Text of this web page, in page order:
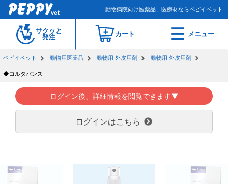
動物病院向け医薬品、医療材ならペピイベット
サクッと
発注
カート メニュー
ペピイベット 動物用医薬品 動物用 外皮用剤 動物用 外皮用剤
◆コルタバンス
ログイン後、詳細情報を閲覧できます▼
ログインはこちら